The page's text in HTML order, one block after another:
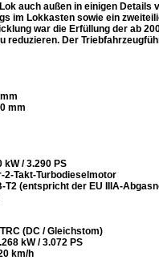
auch außen in einigen
im Lokkasten sowie ein
war die Erfüllung der ab
reduzieren. Der
mm
/ 3.290 PS
2-Takt-Turbodieselmotor
T2 (entspricht der EU IIIA-
(DC / Gleichstom)
kW / 3.072 PS
km/h